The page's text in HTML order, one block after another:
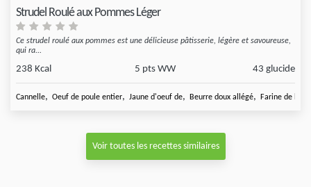
Strudel Roulé aux Pommes Léger
Ce strudel roulé aux pommes est une délicieuse pâtisserie, légère et savoureuse,
qui ra...
238 Kcal 5 pts WW 43 glucide
Cannelle, Oeuf de poule entier, Jaune d'oeuf de, Beurre doux allégé, Farine de blé
Voir toutes les recettes similaires